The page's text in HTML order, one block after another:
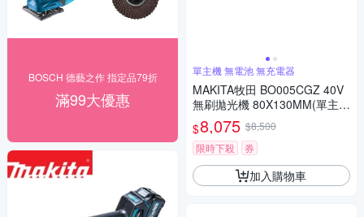
BOSCH 德藝之作 指定品79折
滿99大優惠
單主機 無電池 無充電器
MAKITA牧田 BO005CGZ 40V
無刷拋光機 80X130MM(單主機
無電池 無充電器)
$8,075 $8,500
限時下殺
券
加入購物車